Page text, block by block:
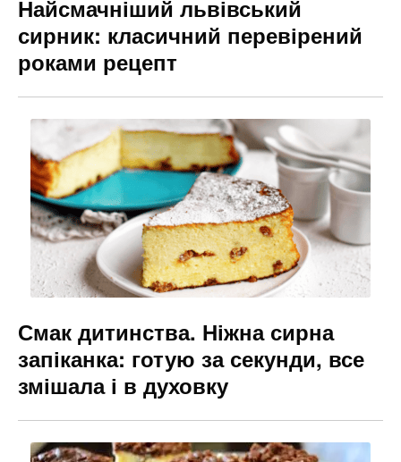
Найсмачніший львівський
сирник: класичний перевірений
роками рецепт
Смак дитинства. Ніжна сирна
запіканка: готую за секунди, все
змішала і в духовку